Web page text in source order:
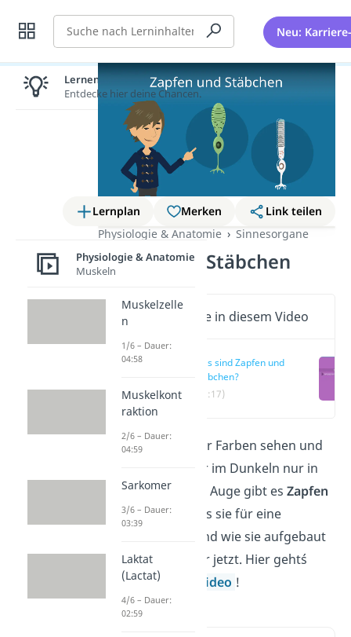
Suche Neu:
Lernplan Merken
Link teilen
Physiologie & Anatomie
Sinnesorgane
Zapfen und Stäbchen
Wichtige Inhalte in diesem Video
Was sind Zapfen und
Stäbchen?
(00:17)
Warum können wir Farben sehen und
weshalb sehen wir im Dunkeln nur in
Schwarz-Weiß? Im Auge gibt es Zapfen
und Stäbchen
. Was sie für eine
Funktion haben und wie sie aufgebaut
sind, zeigen wir dir jetzt. Hier geht´s
auch direkt zum
Video !
Lernen lohnt sich!
Entdecke hier deine Chancen.
Physiologie & Anatomie
Muskeln
Muskelzelle
n
1/6 – Dauer:
04:58
Muskelkont
raktion
2/6 – Dauer:
04:59
Sarkomer
3/6 – Dauer:
03:39
Laktat
(Lactat)
4/6 – Dauer:
02:59